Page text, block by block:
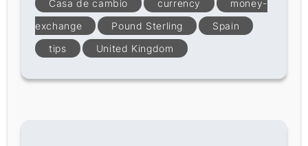
Casa de cambio currency
money-
exchange
Pound Sterling
Spain
tips
United Kingdom